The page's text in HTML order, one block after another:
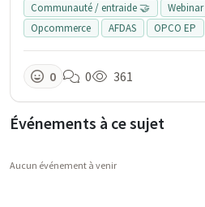
Communauté / entraide 🤝 Webinar
Opcommerce
AFDAS OPCO EP
0 0 361
Événements à ce sujet
Aucun événement à venir